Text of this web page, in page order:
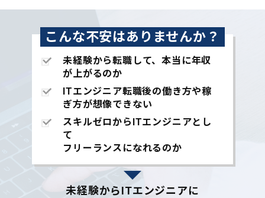
こんな不安はありませんか？
未経験から転職して、本当に年収
が上がるのか
ITエンジニア転職後の働き方や稼
ぎ方が想像できない
スキルゼロからITエンジニアとし
て
フリーランスになれるのか
未経験からITエンジニアに